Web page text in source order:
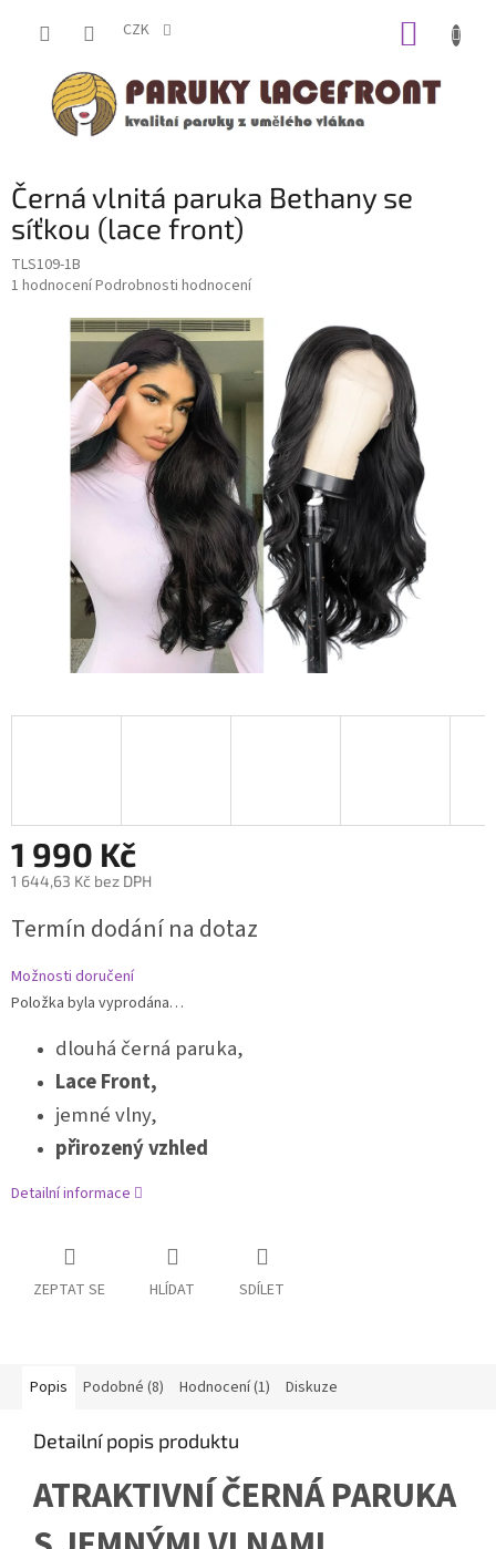
CZK
Černá vlnitá paruka Bethany se
síťkou (lace front)
TLS109-1B
Průměrné
produktu
hvězdiček.
1 hodnoceníPodrobnosti hodnocení
1 990 Kč
1 644,63 Kč bez DPH
cena:
Termín dodání na dotaz
Možnosti doručení
Položka byla vyprodána…
dlouhá černá paruka,
Lace Front,
jemné vlny,
přirozený vzhled
Detailní informace
ZEPTAT SE HLÍDAT SDÍLET
Popis Podobné (8) Hodnocení (1) Diskuze
Detailní popis produktu
ATRAKTIVNÍ ČERNÁ PARUKA